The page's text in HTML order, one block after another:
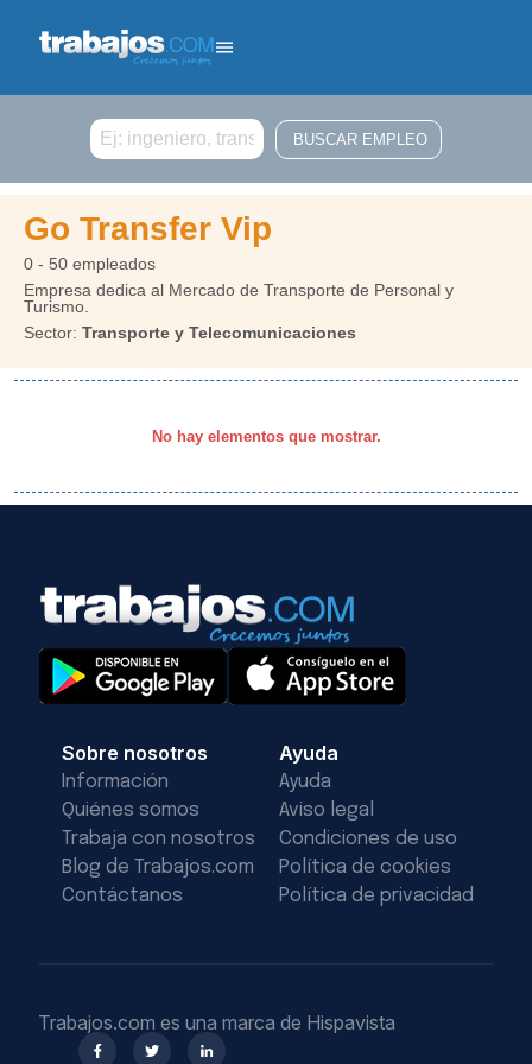
Buscar
Go Transfer Vip
0 - 50 empleados
Empresa dedica al Mercado de Transporte de Personal y
Turismo.
Sector: Transporte y Telecomunicaciones
No hay elementos que mostrar.
Sobre nosotros
Información
Quiénes somos
Trabaja con nosotros
Blog de Trabajos.com
Contáctanos
Ayuda
Ayuda
Aviso legal
Condiciones de uso
Política de cookies
Política de privacidad
Trabajos.com es una marca de Hispavista